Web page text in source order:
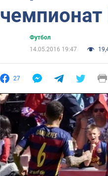
чемпионат
Футбол
14.05.2016 19:47
27